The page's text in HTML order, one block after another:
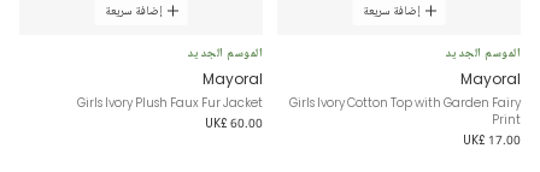
إضافة سريعة
الموسم الجديد
Mayoral
Girls Ivory Cotton Top with Garden Fairy
Print
UK£ 17.00
إضافة سريعة
الموسم الجديد
Mayoral
Girls Ivory Plush Faux Fur Jacket
UK£ 60.00